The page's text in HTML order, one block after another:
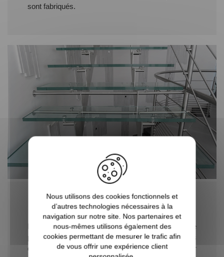
sont fabriqués.
ASSEMBLAGE DES VITRAGES
Dans la mesure où ce verre une fois trempé ne
peut plus être travaillé ni modifié, ses dimensions
doivent être prévues d’une manière précise pour
Nous utilisons des cookies fonctionnels et
d’autres technologies nécessaires à la
navigation sur notre site. Nos partenaires et
nous-mêmes utilisons également des
cookies permettant de mesurer le trafic afin
de vous offrir une expérience client